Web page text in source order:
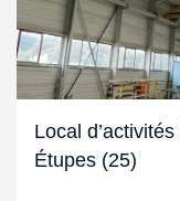
Local
Étupes (25)